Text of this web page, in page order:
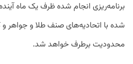
برنامه‌ریزی انجام شده ظرف یک ماه
شده با اتحادیه‌های صنف طلا و جواهر
محدودیت برطرف خواهد شد.